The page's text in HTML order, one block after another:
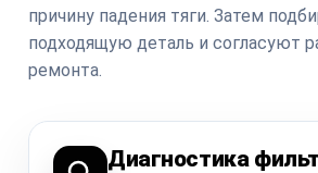
причину падения тяги. Затем
подходящую деталь и согласуют
ремонта.
Диагностика